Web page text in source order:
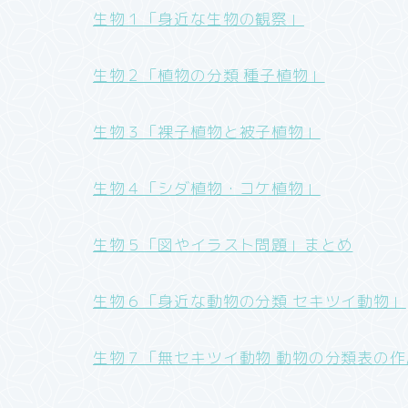
生物１「身近な生物の観察」
生物２「植物の分類 種子植物」
生物３「裸子植物と被子植物」
生物４「シダ植物・コケ植物」
生物５「図やイラスト問題」まとめ
生物６「身近な動物の分類 セキツイ動物」
生物７「無セキツイ動物 動物の分類表の